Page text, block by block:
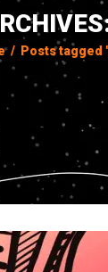
/ Posts tagged